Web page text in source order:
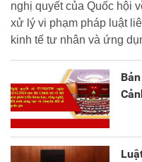
nghị quyết của Quốc hội
xử lý vi phạm pháp luật
kinh tế tư nhân và ứng
sáng tạo và chuyển đổi